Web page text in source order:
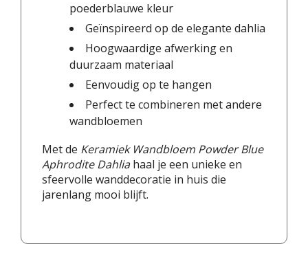
poederblauwe kleur
Geïnspireerd op de elegante dahlia
Hoogwaardige afwerking en
duurzaam materiaal
Eenvoudig op te hangen
Perfect te combineren met andere
wandbloemen
Met de Keramiek Wandbloem Powder Blue
Aphrodite Dahliahaal je een unieke en
sfeervolle wanddecoratie in huis die
jarenlang mooi blijft.